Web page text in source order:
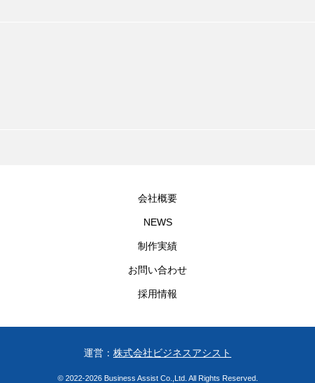
会社概要
NEWS
制作実績
お問い合わせ
採用情報
運営： 株式会社ビジネスアシスト
© 2022-2026 Business Assist Co.,Ltd. All Rights Reserved.